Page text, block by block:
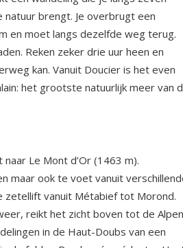
natuur brengt. Je overbrugt een
en moet langs dezelfde weg terug.
Reken zeker drie uur heen en
kan. Vanuit Doucier is het even
het grootste natuurlijk meer van
Le Mont d’Or (1463 m).
maar ook te voet vanuit
vanuit Métabief tot Morond.
reikt het zicht boven tot de
in de Haut-Doubs van een